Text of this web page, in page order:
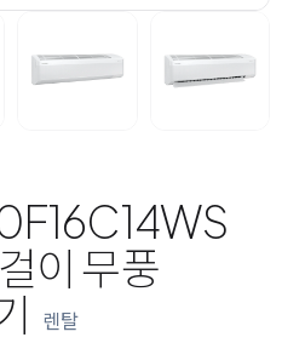
이 무풍
렌탈